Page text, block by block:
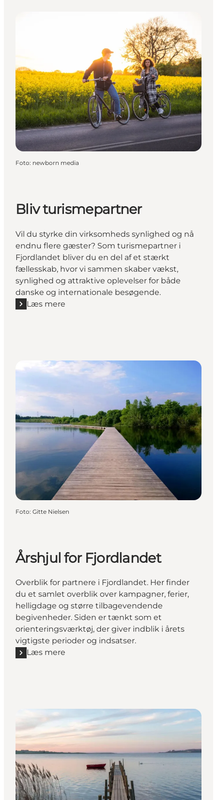
Foto: newborn media
Bliv turismepartner
Vil du styrke din virksomheds synlighed og nå
endnu flere gæster? Som turismepartner i
Fjordlandet bliver du en del af et stærkt
fællesskab, hvor vi sammen skaber vækst,
synlighed og attraktive oplevelser for både
danske og internationale besøgende.
Læs mere
Læs mere "Bliv turismepartner"
Foto: Gitte Nielsen
Årshjul for Fjordlandet
Overblik for partnere i Fjordlandet. Her finder
du et samlet overblik over kampagner, ferier,
helligdage og større tilbagevendende
begivenheder. Siden er tænkt som et
orienteringsværktøj, der giver indblik i årets
vigtigste perioder og indsatser.
Læs mere
Læs mere "Årshjul for Fjordlandet"